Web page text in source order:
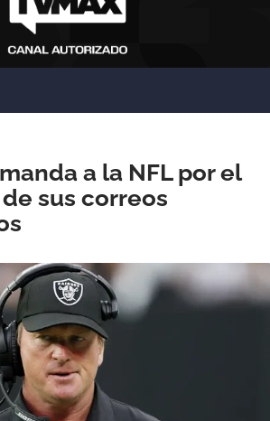
a la NFL por el
sus correos